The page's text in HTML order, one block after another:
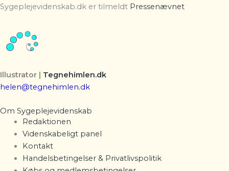
Sygeplejevidenskab.dk er tilmeldt Pressenævnet
Illustrator | Tegnehimlen.dk
helen@tegnehimlen.dk
Om Sygeplejevidenskab
Redaktionen
Videnskabeligt panel
Kontakt
Handelsbetingelser & Privatlivspolitik